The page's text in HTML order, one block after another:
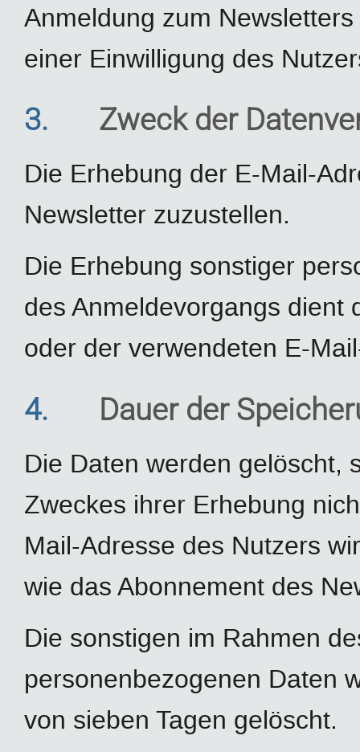
Anmeldung zum
einer Einwilligung des
3. Zweck der
Die Erhebung der E-Mail-
Newsletter zuzustellen.
Die Erhebung sonstiger
des Anmeldevorgangs dient
oder der verwendeten E-
4. Dauer der
Die Daten werden gelöscht,
Zweckes ihrer Erhebung
Mail-Adresse des Nutzers
wie das Abonnement des
Die sonstigen im Rahmen
personenbezogenen Daten
von sieben Tagen gelöscht.